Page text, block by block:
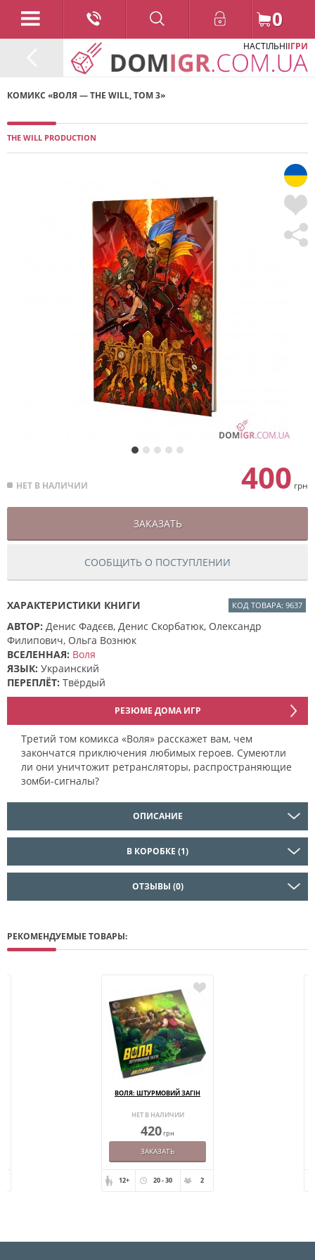
0
НАСТІЛЬНІІГРИ
КОМИКС «ВОЛЯ — THE WILL, ТОМ 3»
THE WILL PRODUCTION
/ 2024
НЕТ В НАЛИЧИИ 400 грн
ЗАКАЗАТЬ
СООБЩИТЬ О ПОСТУПЛЕНИИ
ХАРАКТЕРИСТИКИ КНИГИ КОД ТОВАРА: 9637
АВТОР: Денис Фадєєв, Денис Скорбатюк, Олександр
Филипович, Ольга Вознюк
ВСЕЛЕННАЯ: Воля
ЯЗЫК: Украинский
ПЕРЕПЛЁТ: Твёрдый
РЕЗЮМЕ ДОМА ИГР
Третий том комикса «Воля» расскажет вам, чем
закончатся приключения любимых героев. Сумеютли
ли они уничтожит ретрансляторы, распространяющие
зомби-сигналы?
ОПИСАНИЕ
В КОРОБКЕ (1)
ОТЗЫВЫ (0)
РЕКОМЕНДУЕМЫЕ ТОВАРЫ:
ВОЛЯ: ШТУРМОВИЙ ЗАГІН
НЕТ В НАЛИЧИИ
420грн
ЗАКАЗАТЬ
12+ 20 - 30 2